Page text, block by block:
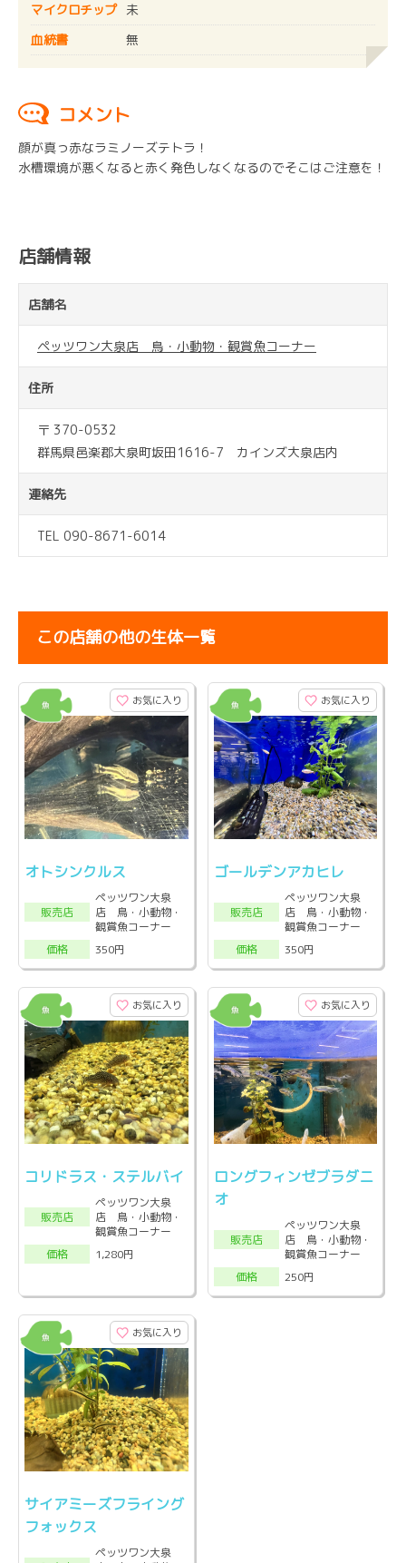
マイクロチップ
未
血統書
無
コメント
顔が真っ赤なラミノーズテトラ！
水槽環境が悪くなると赤く発色しなくなるのでそこはご注意を！
店舗情報
店舗名
ペッツワン大泉店 鳥・小動物・観賞魚コーナー
住所
〒 370-0532
群馬県邑楽郡大泉町坂田1616-7 カインズ大泉店内
連絡先
TEL 090-8671-6014
この店舗の他の生体一覧
お気に入り
オトシンクルス
販売店
ペッツワン大泉
店 鳥・小動物・
観賞魚コーナー
価格
350円
お気に入り
ゴールデンアカヒレ
販売店
ペッツワン大泉
店 鳥・小動物・
観賞魚コーナー
価格
350円
お気に入り
コリドラス・ステルバイ
販売店
ペッツワン大泉
店 鳥・小動物・
観賞魚コーナー
価格
1,280円
お気に入り
ロングフィンゼブラダニ
オ
販売店
ペッツワン大泉
店 鳥・小動物・
観賞魚コーナー
価格
250円
お気に入り
サイアミーズフライング
フォックス
ペッツワン大泉